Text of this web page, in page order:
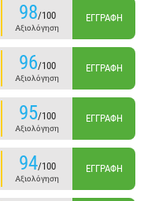
98/100
Αξιολόγηση
ΕΓΓΡΑΦΉ
96/100
Αξιολόγηση
ΕΓΓΡΑΦΉ
95/100
Αξιολόγηση
ΕΓΓΡΑΦΉ
94/100
Αξιολόγηση
ΕΓΓΡΑΦΉ